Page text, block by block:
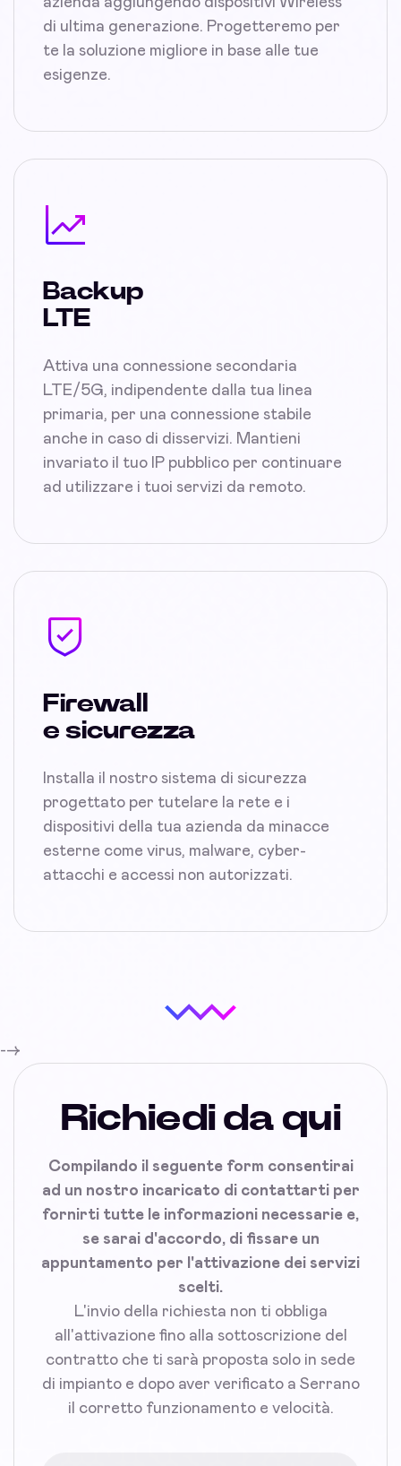
di ultima generazione. Progetteremo per
te la soluzione migliore in base alle tue
esigenze.
Backup
LTE
Attiva una connessione secondaria
LTE/5G, indipendente dalla tua linea
primaria, per una connessione stabile
anche in caso di disservizi. Mantieni
invariato il tuo IP pubblico per continuare
ad utilizzare i tuoi servizi da remoto.
Firewall
e sicurezza
Installa il nostro sistema di sicurezza
progettato per tutelare la rete e i
dispositivi della tua azienda da minacce
esterne come virus, malware, cyber-
attacchi e accessi non autorizzati.
-->
Richiedi da qui
Compilando il seguente form consentirai
ad un nostro incaricato di contattarti per
fornirti tutte le informazioni necessarie e,
se sarai d'accordo, di fissare un
appuntamento per l'attivazione dei servizi
scelti.
L'invio della richiesta non ti obbliga
all'attivazione fino alla sottoscrizione del
contratto che ti sarà proposta solo in sede
di impianto e dopo aver verificato a Serrano
il corretto funzionamento e velocità.